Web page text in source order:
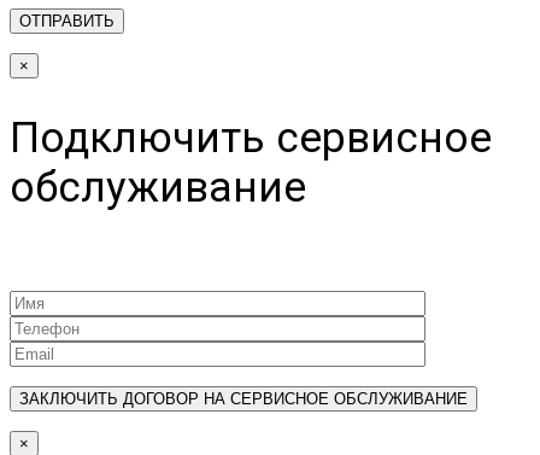
×
Подключить сервисное
обслуживание
×